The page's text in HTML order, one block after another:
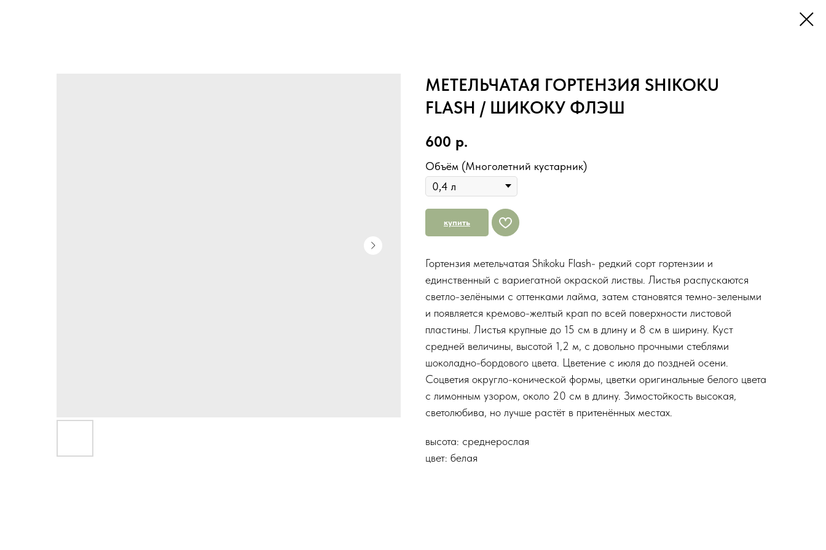
МЕТЕЛЬЧАТАЯ ГОРТЕНЗИЯ SHIKOKU
FLASH / ШИКОКУ ФЛЭШ
600 р.
Объём (Многолетний кустарник)
купить
Гортензия метельчатая Shikoku Flash- редкий сорт гортензии и
единственный с вариегатной окраской листвы. Листья распускаются
светло-зелёными с оттенками лайма, затем становятся темно-зелеными
и появляется кремово-желтый крап по всей поверхности листовой
пластины. Листья крупные до 15 см в длину и 8 см в ширину. Куст
средней величины, высотой 1,2 м, с довольно прочными стеблями
шоколадно-бордового цвета. Цветение с июля до поздней осени.
Соцветия округло-конической формы, цветки оригинальные белого цвета
с лимонным узором, около 20 см в длину. Зимостойкость высокая,
светолюбива, но лучше растёт в притенённых местах.
высота: среднерослая
цвет: белая